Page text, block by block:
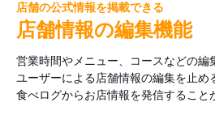
店舗の公式情報を掲載できる
店舗情報の編集機能
営業時間やメニュー、コースなどの編
ユーザーによる店舗情報の編集を止め
食べログからお店情報を発信すること